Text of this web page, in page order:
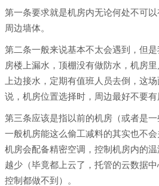
第一条要求就是机房内无论何处不可
周边墙体。
第二条一般来说基本不太会遇到，但
房楼上漏水，顶棚没有做防水，机房
上边接水，定期有值班人员去倒，这
说，机房位置选择时，周边最好不要有
第三条应该是指以前的机房（或者是
一般机房能这么偷工减料的其实也不
机房会配备精密空调，控制机房内的
越少（毕竟都上云了，托管的云数据
控制都做不到）。